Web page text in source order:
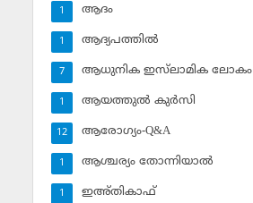
ആദം
1
ആദ്യപത്തില്‍
1
ആധുനിക ഇസ്‌ലാമിക ലോകം
7
ആയത്തുല്‍ കുര്‍സി
1
ആരോഗ്യം-Q&A
12
ആശ്ചര്യം തോന്നിയാല്‍
1
ഇഅ്തികാഫ്‌
1